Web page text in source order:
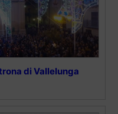
di Vallelunga